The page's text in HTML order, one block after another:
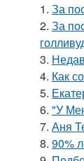
1. За
2. За
3.
4. Как
5.
6. "У
7. Аня
8. 90%